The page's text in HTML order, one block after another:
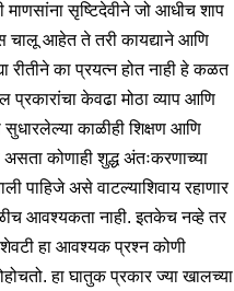
माणसांना सृष्टिदेवीने जो आधीच शाप
चालू आहेत ते तरी कायद्याने आणि
रीतीने का प्रयत्न होत नाही हे कळत
प्रकारांचा केवढा मोठा व्याप आणि
काळीही शिक्षण आणि
कोणाही शुद्ध अंतःकरणाच्या
पाहिजे असे वाटल्याशिवाय रहाणार
मुळीच आवश्यकता नाही. इतकेच नव्हे तर
हा आवश्यक प्रश्न कोणी
हा घातुक प्रकार ज्या खालच्या